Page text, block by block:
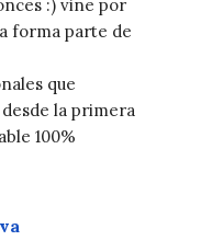
:) vine por
forma parte de
que
la primera
100%